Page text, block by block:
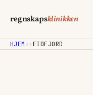
regnskapsklinikken
HJEM › ›EIDFJORD